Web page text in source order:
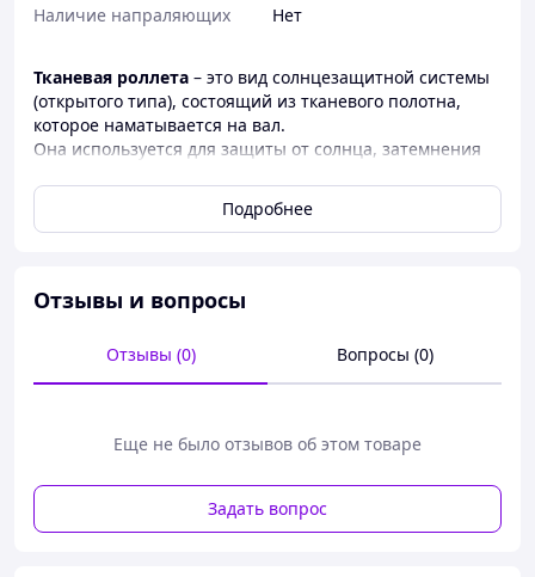
Наличие напраляющих
Нет
Тканевая роллета – это вид солнцезащитной системы
(открытого типа), состоящий из тканевого полотна,
которое наматывается на вал.
Она используется для защиты от солнца, затемнения
дополняют любой интерьер и подходят для жилых и
коммерческих помещений.
Защита от солнца
Простой монтаж
– устанавливаются на окно, стену
или потолок.
Легкость в уходе– ткани имеют
пылеотталкивающую пропитку.
*если хотите купить направляющую с
Подробнее
Отзывы и вопросы
Отзывы (0) Вопросы (0)
Еще не было отзывов об этом товаре
Задать вопрос